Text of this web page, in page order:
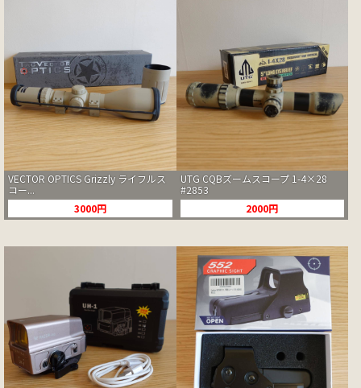
VECTOR OPTICS Grizzly ライフルス
コー...
3000円
UTG CQBズームスコープ 1-4×28
#2853
2000円